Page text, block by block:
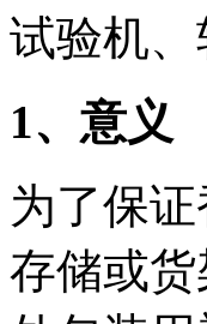
试验机
1、意义
为了保
存储或